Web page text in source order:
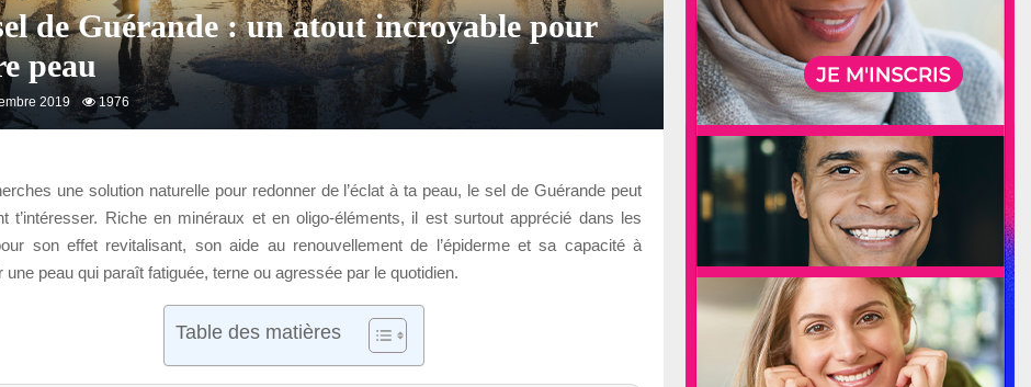
de Guérande : un atout incroyable pour
peau
2019 1976
une solution naturelle pour redonner de l’éclat à ta peau, le sel de Guérande peut
t’intéresser. Riche en minéraux et en oligo-éléments, il est surtout apprécié dans les
son effet revitalisant, son aide au renouvellement de l’épiderme et sa capacité à
une peau qui paraît fatiguée, terne ou agressée par le quotidien.
Table des matières